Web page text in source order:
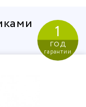
1
год
гарантии